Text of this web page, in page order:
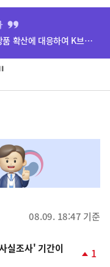
(설명자료) 지식재산처는 해외 K-뷰티 위조상품 확산에 대응하여 K브랜드 정부인증, 유통차단, 국제공조까지 K-브랜드 보호를 강화하고 있습니다.
08.09. 18:47 기준
실조사' 기간이
1